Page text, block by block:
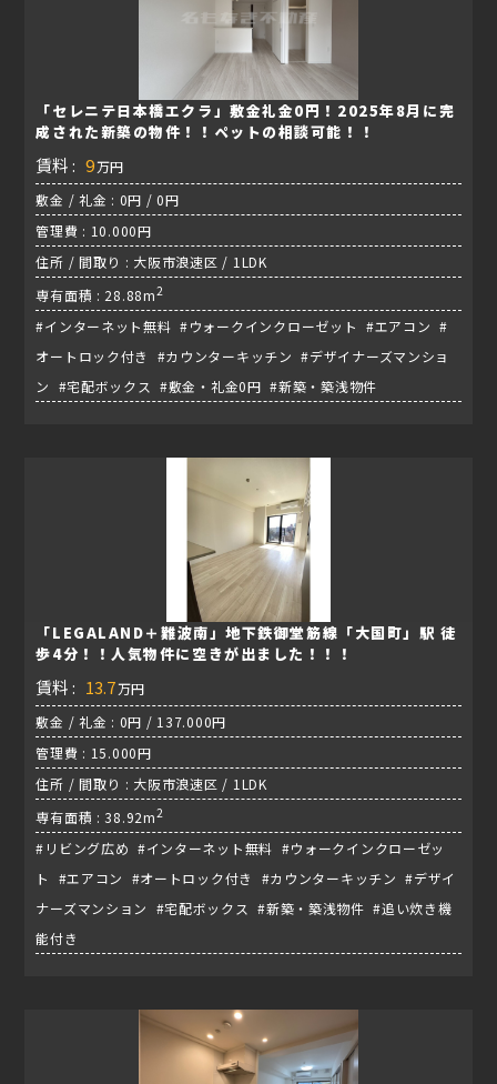
「セレニテ日本橋エクラ」敷金礼金0円！2025年8月に完
成された新築の物件！！ペットの相談可能！！
賃料 : 9万円
敷金 / 礼金 : 0円 / 0円
管理費 : 10.000円
住所 / 間取り : 大阪市浪速区 / 1LDK
専有面積 : 28.88m2
#インターネット無料 #ウォークインクローゼット #エアコン #
オートロック付き #カウンターキッチン #デザイナーズマンショ
ン #宅配ボックス #敷金・礼金0円 #新築・築浅物件
「LEGALAND＋難波南」地下鉄御堂筋線「大国町」駅 徒
歩4分！！人気物件に空きが出ました！！！
賃料 : 13.7万円
敷金 / 礼金 : 0円 / 137.000円
管理費 : 15.000円
住所 / 間取り : 大阪市浪速区 / 1LDK
専有面積 : 38.92m2
#リビング広め #インターネット無料 #ウォークインクローゼッ
ト #エアコン #オートロック付き #カウンターキッチン #デザイ
ナーズマンション #宅配ボックス #新築・築浅物件 #追い炊き機
能付き